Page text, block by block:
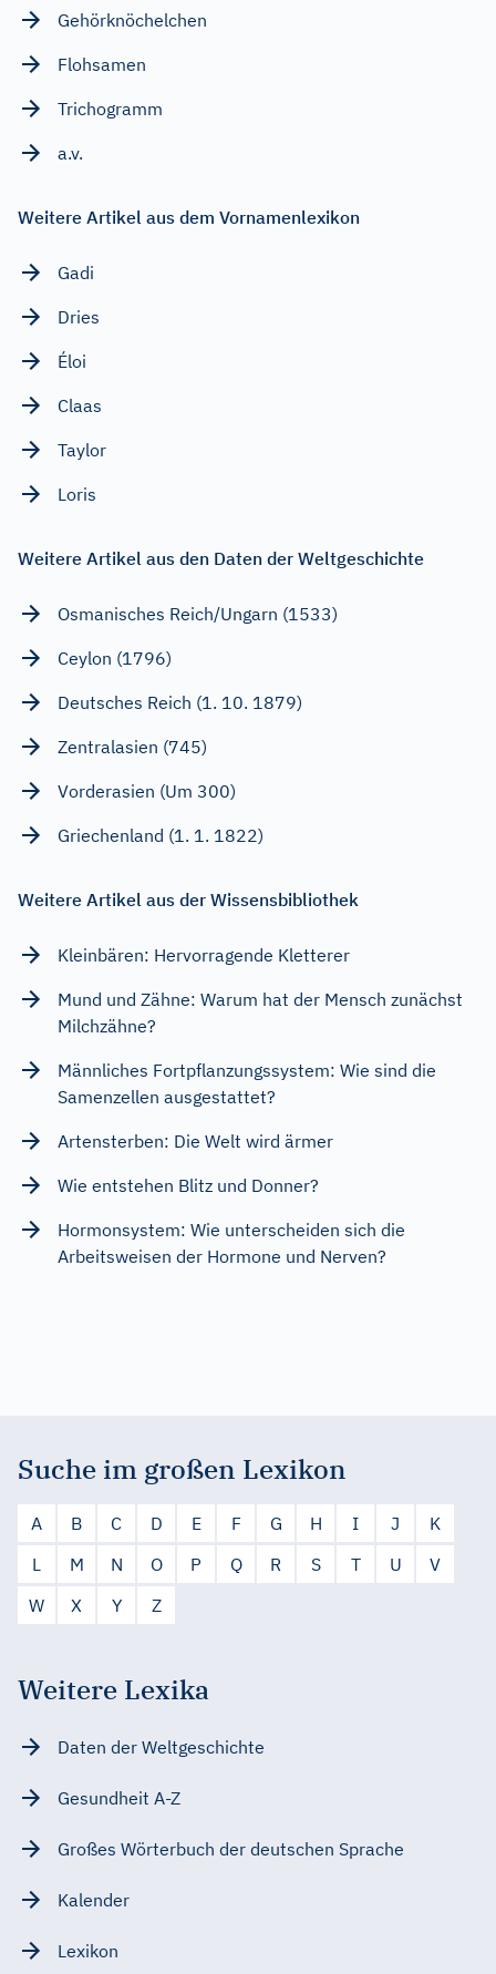
Gehörknöchelchen
Flohsamen
Trichogramm
a.v.
Weitere Artikel aus dem Vornamenlexikon
Gadi
Dries
Éloi
Claas
Taylor
Loris
Weitere Artikel aus den Daten der Weltgeschichte
Osmanisches Reich/Ungarn (1533)
Ceylon (1796)
Deutsches Reich (1. 10. 1879)
Zentralasien (745)
Vorderasien (Um 300)
Griechenland (1. 1. 1822)
Weitere Artikel aus der Wissensbibliothek
Kleinbären: Hervorragende Kletterer
Mund und Zähne: Warum hat der Mensch zunächst
Milchzähne?
Männliches Fortpflanzungssystem: Wie sind die
Samenzellen ausgestattet?
Artensterben: Die Welt wird ärmer
Wie entstehen Blitz und Donner?
Hormonsystem: Wie unterscheiden sich die
Arbeitsweisen der Hormone und Nerven?
Suche im großen Lexikon
A B C D E F G H I J
K
L
M N O P Q R S T U
V
W
X Y Z
Weitere Lexika
Daten der Weltgeschichte
Gesundheit A-Z
Großes Wörterbuch der deutschen Sprache
Kalender
Lexikon